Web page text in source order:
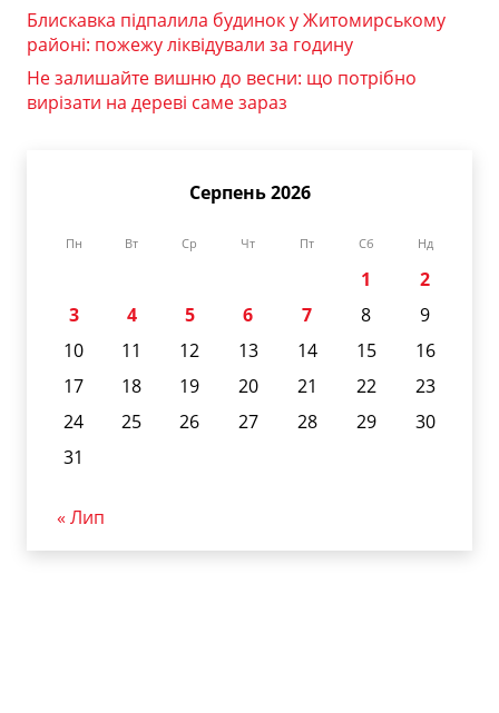
Блискавка підпалила будинок у Житомирському
районі: пожежу ліквідували за годину
Не залишайте вишню до весни: що потрібно
вирізати на дереві саме зараз
Серпень 2026
Пн Вт Ср Чт Пт Сб Нд
1
2
3
4 5 6 7 8
9
10
11 12 13 14 15
16
17
18 19 20 21 22
23
24
25 26 27 28 29
30
31
« Лип